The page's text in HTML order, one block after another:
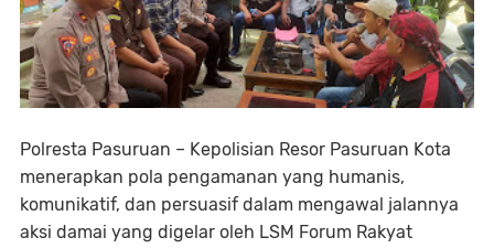
Polresta Pasuruan – Kepolisian Resor Pasuruan Kota
menerapkan pola pengamanan yang humanis,
komunikatif, dan persuasif dalam mengawal jalannya
aksi damai yang digelar oleh LSM Forum Rakyat